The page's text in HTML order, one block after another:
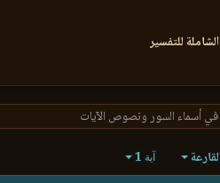
للتفسير
أسماء السور ونصوص الآيات
آية 1